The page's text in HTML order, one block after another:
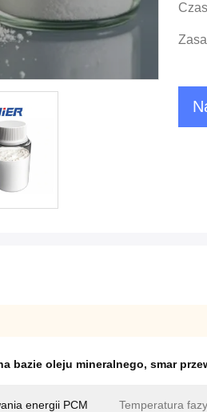
bazie oleju mineralnego, smar
energii PCM Temperatura